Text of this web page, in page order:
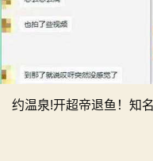
约温泉!开超帝退鱼！知